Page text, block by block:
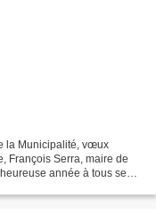
la Municipalité, vœux
François Serra, maire de
année à tous ses